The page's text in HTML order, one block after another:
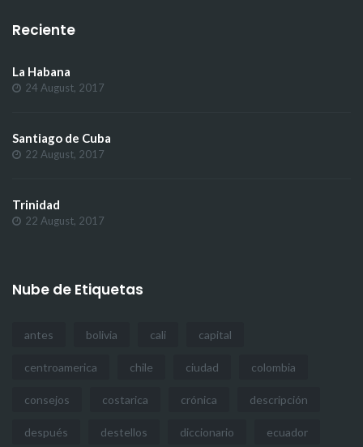
Reciente
La Habana
24 August, 2017
Santiago de Cuba
22 August, 2017
Trinidad
22 August, 2017
Nube de Etiquetas
antes bolivia cali capital
centroamerica chile ciudad colombia
consejos costarica crónica descripción
después destellos diccionario ecuador